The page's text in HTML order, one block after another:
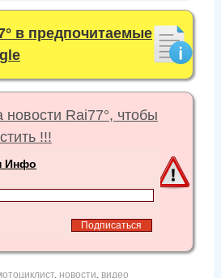
в предпочитаемые
Rai77°, чтобы
!!!
Инфо
, новости видео